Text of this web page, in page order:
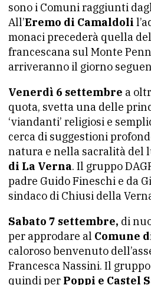
sono i Comuni raggiunti
All’Eremo di Camaldoli
monaci precederà quella
francescana sul Monte
arriveranno il giorno
Venerdì 6 settembre a
quota, svetta una delle
‘viandanti’ religiosi e
cerca di suggestioni
natura e nella sacralità del
di La Verna. Il gruppo
padre Guido Fineschi e da
sindaco di Chiusi della
Sabato 7 settembre, di
per approdare al Comune
caloroso benvenuto
Francesca Nassini. Il
quindi per Poppi e Castel